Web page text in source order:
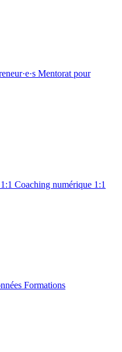
Mentorat pour
Coaching numérique 1:1
Formations